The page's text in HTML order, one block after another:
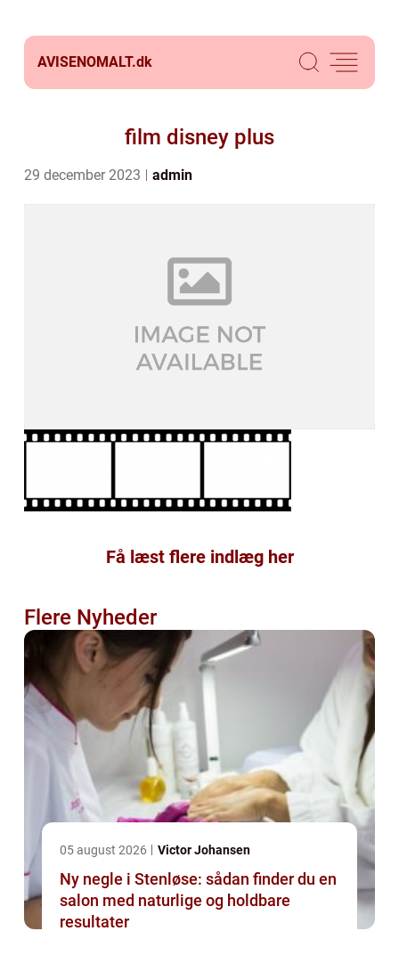
AVISENOMALT.dk
film disney plus
29 december 2023 admin
Få læst flere indlæg her
Flere Nyheder
05 august 2026 Victor Johansen
Ny negle i Stenløse: sådan finder du en
salon med naturlige og holdbare
resultater